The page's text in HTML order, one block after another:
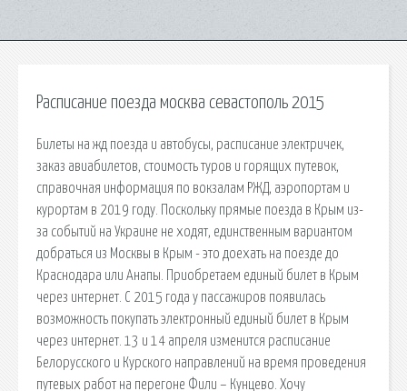
Расписание поезда москва севастополь 2015
Билеты на жд поезда и автобусы, расписание электричек,
заказ авиабилетов, стоимость туров и горящих путевок,
справочная информация по вокзалам РЖД, аэропортам и
курортам в 2019 году. Поскольку прямые поезда в Крым из-
за событий на Украине не ходят, единственным вариантом
добраться из Москвы в Крым - это доехать на поезде до
Краснодара или Анапы. Приобретаем единый билет в Крым
через интернет. С 2015 года у пассажиров появилась
возможность покупать электронный единый билет в Крым
через интернет. 13 и 14 апреля изменится расписание
Белорусского и Курского направлений на время проведения
путевых работ на перегоне Фили – Кунцево. Хочу